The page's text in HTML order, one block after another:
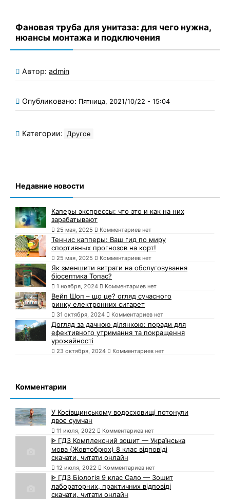
Фановая труба для унитаза: для чего нужна,
нюансы монтажа и подключения
Автор: admin
Опубликовано: Пятница, 2021/10/22 - 15:04
Категории: Другое
Недавние новости
Каперы экспрессы: что это и как на них
зарабатывают
25 мая, 2025 Комментариев нет
Теннис капперы: Ваш гид по миру
спортивных прогнозов на корт!
25 мая, 2025 Комментариев нет
Як зменшити витрати на обслуговування
біосептика Топас?
1 ноября, 2024 Комментариев нет
Вейп Шоп – що це? огляд сучасного
ринку електронних сигарет
31 октября, 2024 Комментариев нет
Догляд за дачною ділянкою: поради для
ефективного утримання та покращення
урожайності
23 октября, 2024 Комментариев нет
Комментарии
У Косівщинському водосховищі потонули
двоє сумчан
11 июля, 2022 Комментариев нет
ᐈ ГДЗ Комплексний зошит — Українська
мова (Жовтобрюх) 8 клас відповіді
скачати, читати онлайн
12 июля, 2022 Комментариев нет
ᐈ ГДЗ Біологія 9 клас Сало — Зошит
лабораторних, практичних відповіді
скачати, читати онлайн